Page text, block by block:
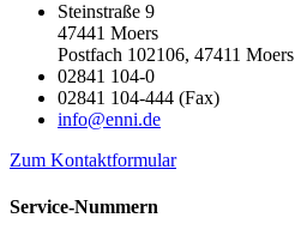
Steinstraße 9
47441 Moers
Postfach 102106, 47411 Moers
02841 104-0
02841 104-444 (Fax)
info@enni.de
Zum Kontaktformular
Service-Nummern